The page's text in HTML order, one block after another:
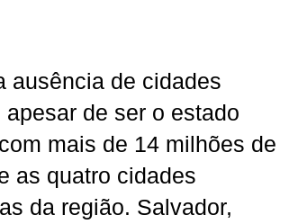
ausência de cidades
de ser o estado
mais de 14 milhões de
as quatro cidades
da região. Salvador,